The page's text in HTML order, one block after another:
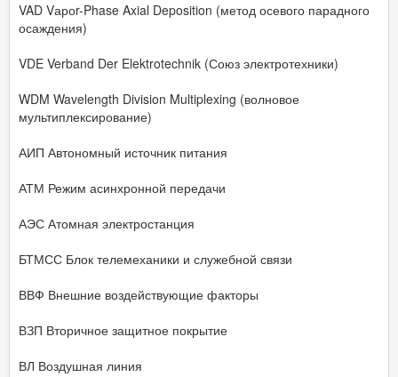
VAD Vароr-Phase Axial Deposition (метод осевого парадного
осаждения)
VDE Verband Der Elektrotechnik (Союз электротехники)
WDM Wavelength Division Multiplexing (волновое
мультиплексирование)
АИП Автономный источник питания
АТМ Режим асинхронной передачи
АЭС Атомная электростанция
БТМСС Блок телемеханики и служебной связи
ВВФ Внешние воздействующие факторы
ВЗП Вторичное защитное покрытие
ВЛ Воздушная линия